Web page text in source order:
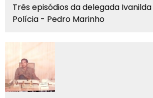
Três episódios da delegada
Polícia - Pedro Marinho